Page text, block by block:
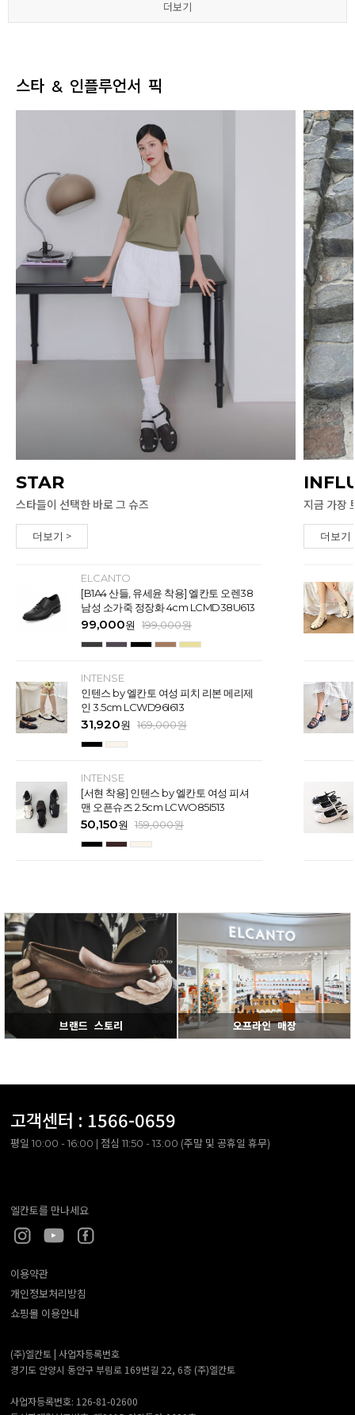
더보기
더보기
더보기
더보기
더보기
더보기
스타 & 인플루언서 픽
STAR
스타들이 선택한 바로 그 슈즈
더보기 >
ELCANTO
[B1A4 산들, 유세윤 착용] 엘칸토 오렌38
남성 소가죽 정장화 4cm LCMD38U613
99,000원 199,000원
INTENSE
인텐스 by 엘칸토 여성 피치 리본 메리제
인 3.5cm LCWD96I613
31,920원 169,000원
INTENSE
[서현 착용] 인텐스 by 엘칸토 여성 피셔
맨 오픈슈즈 2.5cm LCWO85I513
50,150원 159,000원
지금 가장
더보기
브랜드 스토리 오프라인 매장
고객센터 : 1566-0659
평일 10:00 - 16:00 | 점심 11:50 - 13:00 (주말 및 공휴일 휴무)
엘칸토를 만나세요
이용약관
개인정보처리방침
쇼핑몰 이용안내
(주)엘칸토 | 사업자등록번호
경기도 안양시 동안구 부림로 169번길 22, 6층 (주)엘칸토
사업자등록번호: 126-81-02600